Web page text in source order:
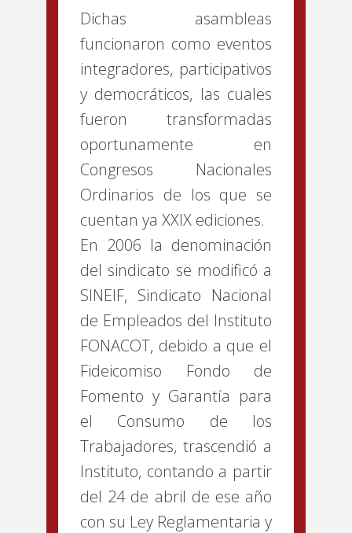
Dichas asambleas
funcionaron como eventos
integradores, participativos
y democráticos, las cuales
fueron transformadas
oportunamente en
Congresos Nacionales
Ordinarios de los que se
cuentan ya XXIX ediciones.
En 2006 la denominación
del sindicato se modificó a
SINEIF, Sindicato Nacional
de Empleados del Instituto
FONACOT, debido a que el
Fideicomiso Fondo de
Fomento y Garantía para
el Consumo de los
Trabajadores, trascendió a
Instituto, contando a partir
del 24 de abril de ese año
con su Ley Reglamentaria y